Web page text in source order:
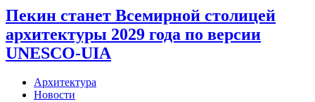
Пекин станет Всемирной столицей
архитектуры 2029 года по версии
UNESCO-UIA
Архитектура
Новости